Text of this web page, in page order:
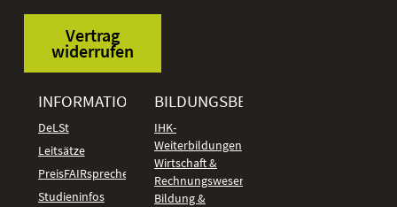
Vertrag
widerrufen
INFORMATIONEN
DeLSt
Leitsätze
PreisFAIRsprechen
Studieninfos
BILDUNGSBEREICHE
IHK-
Weiterbildungen
Wirtschaft &
Rechnungswesen
Bildung &